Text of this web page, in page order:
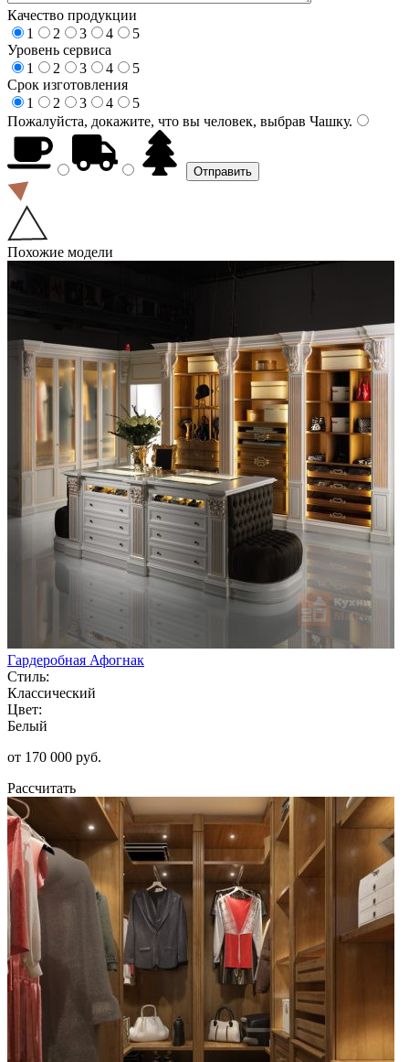
Качество продукции
1
2 3 4
5
Уровень сервиса
1
2 3 4
5
Срок изготовления
1
2 3 4
5
Пожалуйста, докажите, что вы человек, выбрав Чашку.
Похожие модели
Гардеробная Афогнак
Стиль:
Классический
Цвет:
Белый
от 170 000 руб.
Рассчитать